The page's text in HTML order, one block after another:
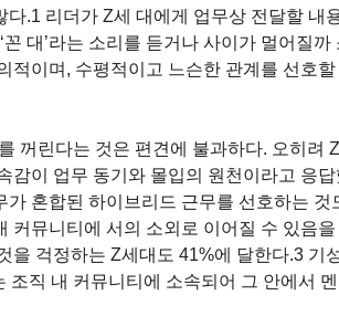
다.1 리더가 Z세 대에게 업무상 전달할 내
대’라는 소리를 듣거나 사이가 멀어질
적이며, 수평적이고 느슨한 관계를 선호
꺼린다는 것은 편견에 불과하다. 오히려
감이 업무 동기와 몰입의 원천이라고 응
가 혼합된 하이브리드 근무를 선호하는
커뮤니티에 서의 소외로 이어질 수 있음
을 걱정하는 Z세대도 41%에 달한다.3 기
조직 내 커뮤니티에 소속되어 그 안에서